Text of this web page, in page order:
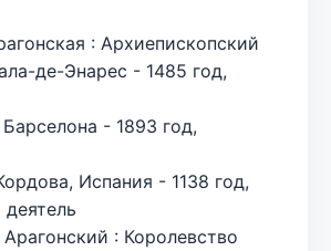
: Архиепископский
де-Энарес - 1485 год,
- 1893 год,
Испания - 1138 год,
: Королевство